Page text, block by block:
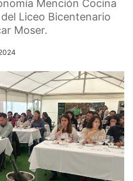
Mención Cocina
Liceo Bicentenario
Moser.